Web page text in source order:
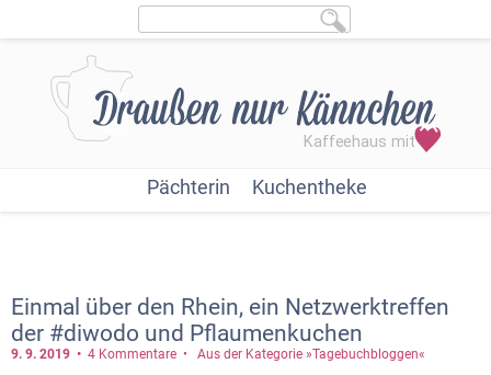
Pächterin Kuchentheke
Einmal über den Rhein, ein Netzwerktreffen
der #diwodo und Pflaumenkuchen
9. 9. 2019 4 Kommentare Aus der Kategorie »Tagebuchbloggen«